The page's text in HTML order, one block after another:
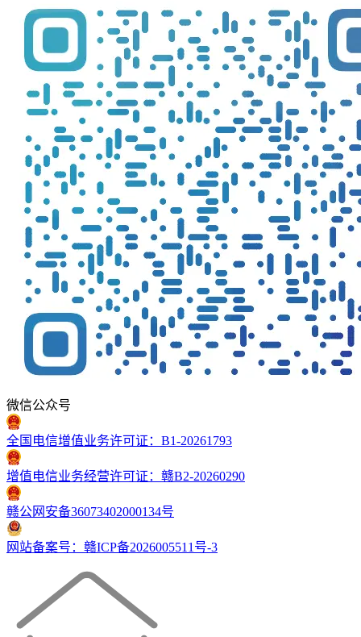
微信公众号
全国电信增值业务许可证：B1-20261793
增值电信业务经营许可证：赣B2-20260290
赣公网安备36073402000134号
网站备案号：赣ICP备2026005511号-3